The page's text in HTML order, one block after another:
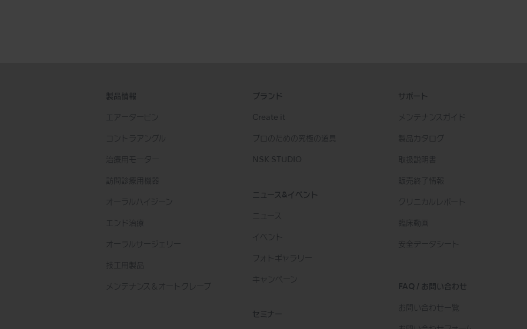
製品情報
エアータービン
コントラアングル
治療用モーター
訪問診療用機器
オーラルハイジーン
エンド治療
オーラルサージェリー
技工用製品
メンテナンス＆オートクレーブ
ブランド
Create it
プロのための究極の道具
NSK STUDIO
ニュース&イベント
ニュース
イベント
フォトギャラリー
キャンペーン
セミナー
サポート
メンテナンスガイド
製品カタログ
取扱説明書
販売終了情報
クリニカルレポート
臨床動画
安全データシート
FAQ / お問い合わせ
お問い合わせ一覧